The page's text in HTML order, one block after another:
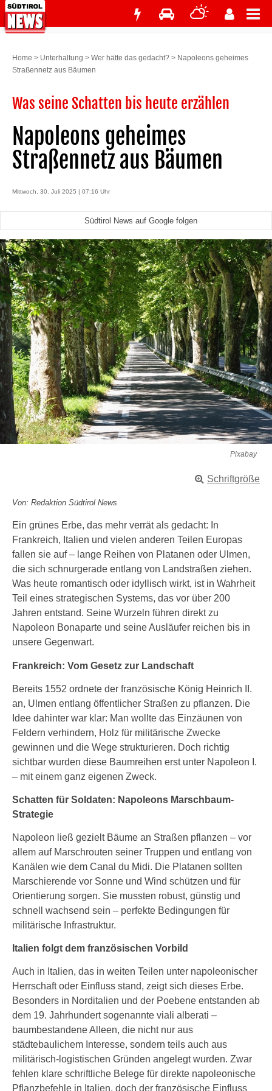
Home > Unterhaltung > Wer hätte das gedacht? > Napoleons geheimes
Straßennetz aus Bäumen
Was seine Schatten bis heute erzählen
Napoleons geheimes
Straßennetz aus Bäumen
Mittwoch, 30. Juli 2025 | 07:16 Uhr
Südtirol News auf Google folgen
Pixabay
Schriftgröße
Von: Redaktion Südtirol News
Ein grünes Erbe, das mehr verrät als gedacht: In
Frankreich, Italien und vielen anderen Teilen Europas
fallen sie auf – lange Reihen von Platanen oder Ulmen,
die sich schnurgerade entlang von Landstraßen ziehen.
Was heute romantisch oder idyllisch wirkt, ist in Wahrheit
Teil eines strategischen Systems, das vor über 200
Jahren entstand. Seine Wurzeln führen direkt zu
Napoleon Bonaparte und seine Ausläufer reichen bis in
unsere Gegenwart.
Frankreich: Vom Gesetz zur Landschaft
Bereits 1552 ordnete der französische König Heinrich II.
an, Ulmen entlang öffentlicher Straßen zu pflanzen. Die
Idee dahinter war klar: Man wollte das Einzäunen von
Feldern verhindern, Holz für militärische Zwecke
gewinnen und die Wege strukturieren. Doch richtig
sichtbar wurden diese Baumreihen erst unter Napoleon I.
– mit einem ganz eigenen Zweck.
Schatten für Soldaten: Napoleons Marschbaum-
Strategie
Napoleon ließ gezielt Bäume an Straßen pflanzen – vor
allem auf Marschrouten seiner Truppen und entlang von
Kanälen wie dem Canal du Midi. Die Platanen sollten
Marschierende vor Sonne und Wind schützen und für
Orientierung sorgen. Sie mussten robust, günstig und
schnell wachsend sein – perfekte Bedingungen für
militärische Infrastruktur.
Italien folgt dem französischen Vorbild
Auch in Italien, das in weiten Teilen unter napoleonischer
Herrschaft oder Einfluss stand, zeigt sich dieses Erbe.
Besonders in Norditalien und der Poebene entstanden ab
dem 19. Jahrhundert sogenannte viali alberati –
baumbestandene Alleen, die nicht nur aus
städtebaulichem Interesse, sondern teils auch aus
militärisch-logistischen Gründen angelegt wurden. Zwar
fehlen klare schriftliche Belege für direkte napoleonische
Pflanzbefehle in Italien, doch der französische Einfluss